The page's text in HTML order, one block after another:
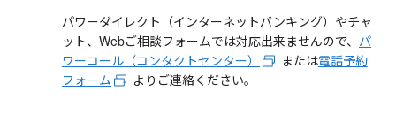
パワーダイレクト（インターネットバンキング）やチャ
ット、Webご相談フォームでは対応出来ませんので、 パ
ワーコール（コンタクトセンター）
または電話予約
フォーム
よりご連絡ください。